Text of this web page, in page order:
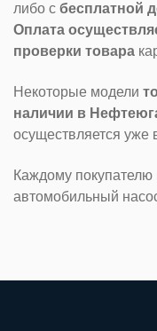
либо с бесплатной
Оплата
проверки товара
Некоторые модели
наличии в
осуществляется уже
Каждому
автомобильный